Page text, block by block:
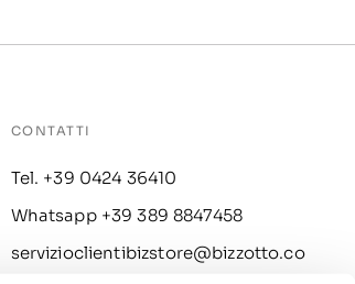
CONTATTI
Tel. +39 0424 36410
Whatsapp +39 389 8847458
servizioclientibizstore@bizzotto.co